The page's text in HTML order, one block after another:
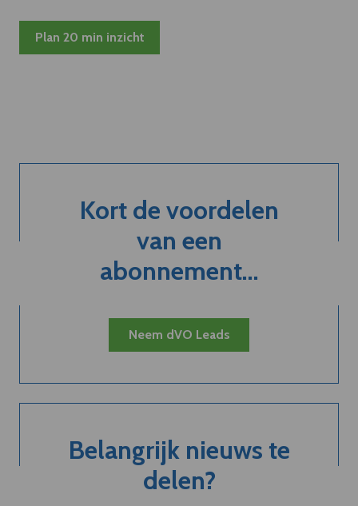
Plan 20 min inzicht
Kort de voordelen
van een
abonnement...
Neem dVO Leads
Belangrijk nieuws te
delen?